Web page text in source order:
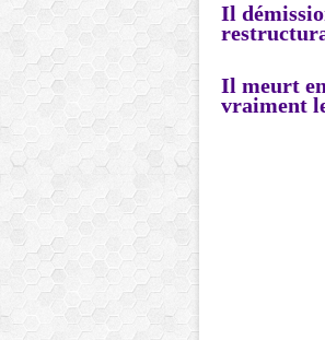
Il
Il meurt
vraiment